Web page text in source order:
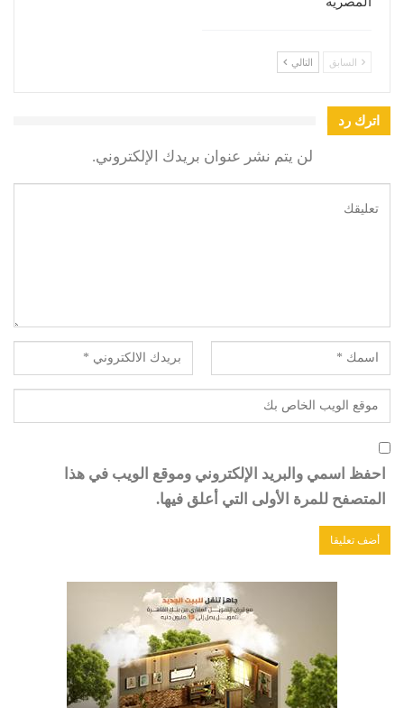
السابق التالي
اترك رد
لن يتم نشر عنوان بريدك الإلكتروني.
احفظ اسمي والبريد الإلكتروني وموقع الويب في هذا
المتصفح للمرة الأولى التي أعلق فيها.